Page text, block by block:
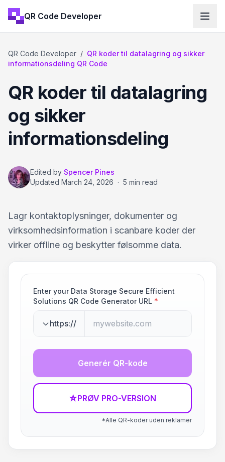
QR Code Developer
QR Code Developer / QR koder til datalagring og sikker
informationsdeling QR Code
QR koder til datalagring
og sikker
informationsdeling
Edited by Spencer Pines
Updated March 24, 2026 · 5 min read
Lagr kontaktoplysninger, dokumenter og
virksomhedsinformation i scanbare koder der
virker offline og beskytter følsomme data.
Enter your Data Storage Secure Efficient
Solutions QR Code Generator URL *
https://
Generér QR-kode
☆PRØV PRO-VERSION
*Alle QR-koder uden reklamer